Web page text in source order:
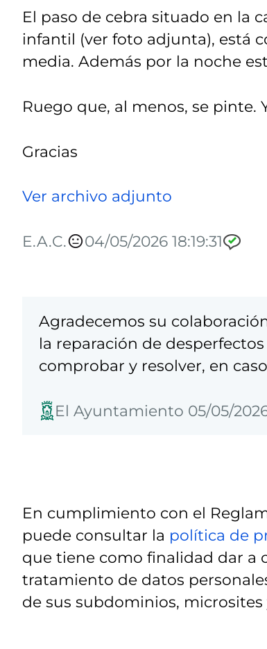
El paso de cebra situado en la
infantil (ver foto adjunta), está
media. Además por la noche
Ruego que, al menos, se pinte.
Gracias
Ver archivo adjunto
E.A.C. 04/05/2026 18:19:31
Agradecemos su
la reparación de
comprobar y resolver, en
El Ayuntamiento 05/05/
En cumplimiento con el
puede consultar la política de
que tiene como finalidad dar a
tratamiento de datos
de sus subdominios,